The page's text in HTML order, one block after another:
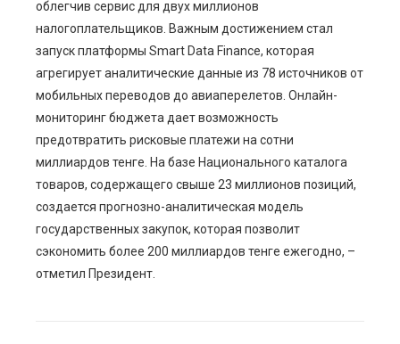
облегчив сервис для двух миллионов
налогоплательщиков. Важным достижением стал
запуск платформы Smart Data Finance, которая
агрегирует аналитические данные из 78 источников от
мобильных переводов до авиаперелетов. Онлайн-
мониторинг бюджета дает возможность
предотвратить рисковые платежи на сотни
миллиардов тенге. На базе Национального каталога
товаров, содержащего свыше 23 миллионов позиций,
создается прогнозно-аналитическая модель
государственных закупок, которая позволит
сэкономить более 200 миллиардов тенге ежегодно, –
отметил Президент.